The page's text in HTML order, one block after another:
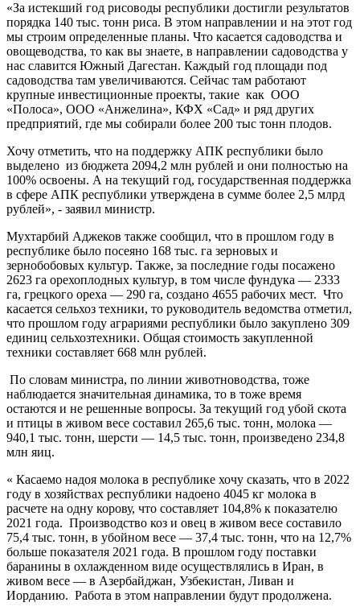
«За истекший год рисоводы республики достигли результатов
порядка 140 тыс. тонн риса. В этом направлении и на этот год
мы строим определенные планы. Что касается садоводства и
овощеводства, то как вы знаете, в направлении садоводства у
нас славится Южный Дагестан. Каждый год площади под
садоводства там увеличиваются. Сейчас там работают
крупные инвестиционные проекты, такие как ООО
«Полоса», ООО «Анжелина», КФХ «Сад» и ряд других
предприятий, где мы собирали более 200 тыс тонн плодов.
Хочу отметить, что на поддержку АПК республики было
выделено из бюджета 2094,2 млн рублей и они полностью на
100% освоены. А на текущий год, государственная поддержка
в сфере АПК республики утверждена в сумме более 2,5 млрд
рублей», - заявил министр.
Мухтарбий Аджеков также сообщил, что в прошлом году в
республике было посеяно 168 тыс. га зерновых и
зернобобовых культур. Также, за последние годы посажено
2623 га орехоплодных культур, в том числе фундука — 2333
га, грецкого ореха — 290 га, создано 4655 рабочих мест. Что
касается сельхоз техники, то руководитель ведомства отметил,
что прошлом году аграриями республики было закуплено 309
единиц сельхозтехники. Общая стоимость закупленной
техники составляет 668 млн рублей.
По словам министра, по линии животноводства, тоже
наблюдается значительная динамика, то в тоже время
остаются и не решенные вопросы. За текущий год убой скота
и птицы в живом весе составил 265,6 тыс. тонн, молока —
940,1 тыс. тонн, шерсти — 14,5 тыс. тонн, произведено 234,8
млн яиц.
« Касаемо надоя молока в республике хочу сказать, что в 2022
году в хозяйствах республики надоено 4045 кг молока в
расчете на одну корову, что составляет 104,8% к показателю
2021 года. Производство коз и овец в живом весе составило
75,4 тыс. тонн, в убойном весе — 37,4 тыс. тонн, что на 12,7%
больше показателя 2021 года. В прошлом году поставки
баранины в охлажденном виде осуществлялись в Иран, в
живом весе — в Азербайджан, Узбекистан, Ливан и
Иорданию. Работа в этом направлении будут продолжена.